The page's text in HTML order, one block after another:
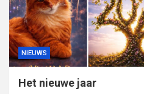
NIEUWS
Het nieuwe jaar